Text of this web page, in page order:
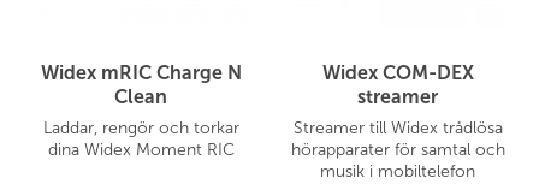
Widex mRIC Charge N
Clean
Laddar, rengör och torkar
dina Widex Moment RIC
Widex COM-DEX
streamer
Streamer till Widex trådlösa
hörapparater för samtal och
musik i mobiltelefon